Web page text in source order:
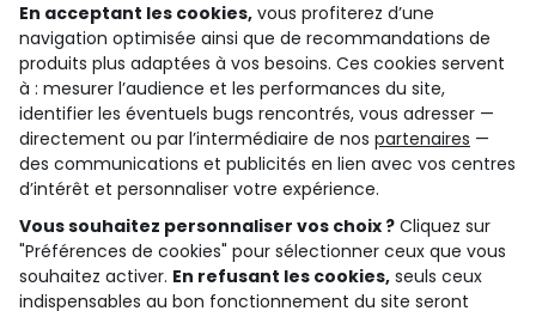
qui sommes-nous ?
besoin d'aide ?
le club fidélité
notre catalogue
Conditions générales de ventes et d'utilisation
En acceptant les cookies, vous profiterez d’une
navigation optimisée ainsi que de recommandations de
produits plus adaptées à vos besoins. Ces cookies servent
à : mesurer l’audience et les performances du site,
identifier les éventuels bugs rencontrés, vous adresser —
directement ou par l’intermédiaire de nos partenaires —
des communications et publicités en lien avec vos centres
d’intérêt et personnaliser votre expérience.
Vous souhaitez personnaliser vos choix ? Cliquez sur
"Préférences de cookies" pour sélectionner ceux que vous
souhaitez activer. En refusant les cookies, seuls ceux
indispensables au bon fonctionnement du site seront